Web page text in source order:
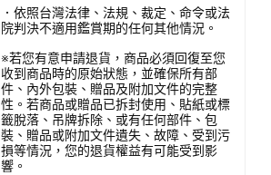
．依照台灣法律、法規、裁定、命令或法
院判決不適用鑑賞期的任何其他情況。
※若您有意申請退貨，商品必須回復至您
收到商品時的原始狀態，並確保所有部
件、內外包裝、贈品及附加文件的完整
性。若商品或贈品已拆封使用、貼紙或標
籤脫落、吊牌拆除、或有任何部件、包
裝、贈品或附加文件遺失、故障、受到污
損等情況，您的退貨權益有可能受到影
響。